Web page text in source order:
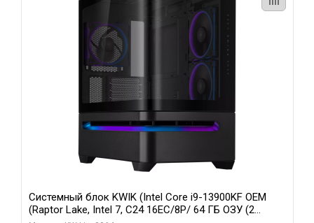
Системный блок KWIK (Intel Core i9-13900KF OEM
(Raptor Lake, Intel 7, C24 16EC/8P/ 64 ГБ ОЗУ (2